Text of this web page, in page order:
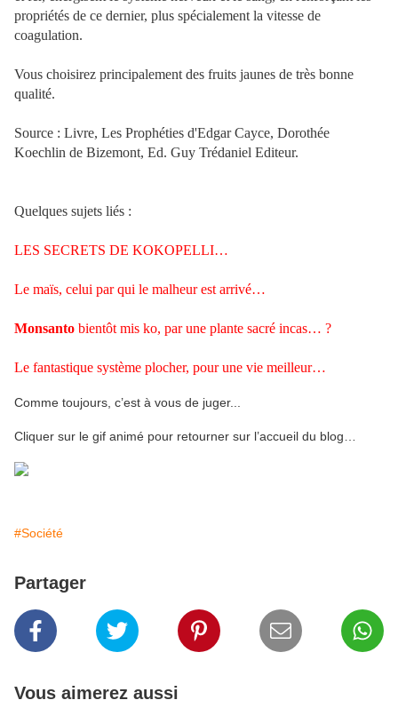
propriétés de ce dernier, plus spécialement la vitesse de
coagulation.
Vous choisirez principalement des fruits jaunes de très bonne
qualité.
Source : Livre, Les Prophéties d'Edgar Cayce, Dorothée
Koechlin de Bizemont, Ed. Guy Trédaniel Editeur.
Quelques sujets liés :
LES SECRETS DE KOKOPELLI…
Le maïs, celui par qui le malheur est arrivé…
Monsanto bientôt mis ko, par une plante sacré incas… ?
Le fantastique système plocher, pour une vie meilleur…
Comme toujours, c’est à vous de juger...
Cliquer sur le gif animé pour retourner sur l’accueil du blog…
#Société
Partager
Vous aimerez aussi